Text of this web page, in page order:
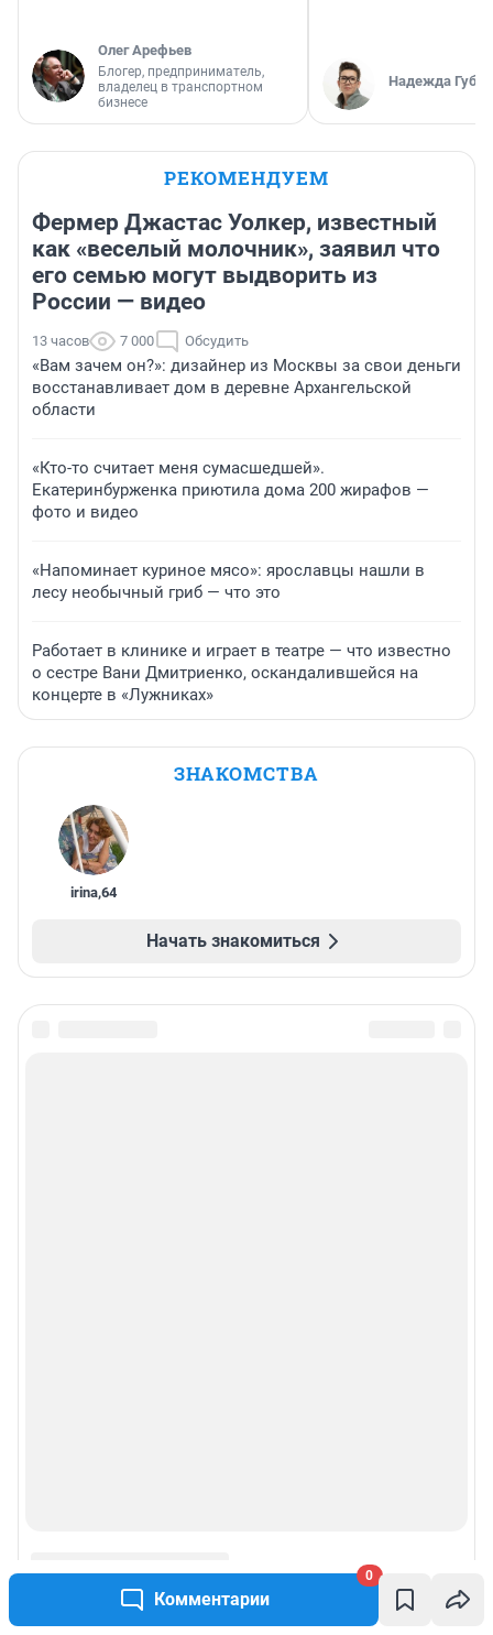
Комментарии
0
Олег Арефьев
Блогер, предприниматель,
владелец в транспортном
бизнесе
Надежда
РЕКОМЕНДУЕМ
Фермер Джастас Уолкер, известный
как «веселый молочник», заявил что
его семью могут выдворить из
России — видео
13 часов 7 000 Обсудить
«Вам зачем он?»: дизайнер из Москвы за свои деньги
восстанавливает дом в деревне Архангельской
области
«Кто-то считает меня сумасшедшей».
Екатеринбурженка приютила дома 200 жирафов —
фото и видео
«Напоминает куриное мясо»: ярославцы нашли в
лесу необычный гриб — что это
Работает в клинике и играет в театре — что известно
о сестре Вани Дмитриенко, оскандалившейся на
концерте в «Лужниках»
ЗНАКОМСТВА
irina,64
Начать знакомиться